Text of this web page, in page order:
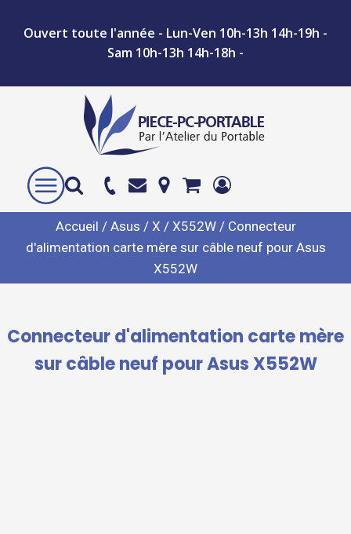
Ouvert toute l'année - Lun-Ven 10h-13h 14h-19h -
Sam 10h-13h 14h-18h -
Accueil / Asus / X / X552W/ Connecteur
d'alimentation carte mère sur câble neuf pour Asus
X552W
Connecteur d'alimentation carte mère
sur câble neuf pour Asus X552W